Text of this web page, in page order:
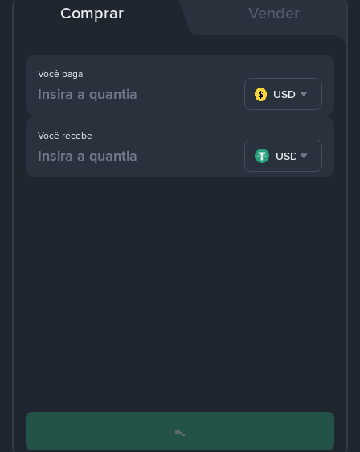
Comprar Vender
Você paga
USD
Você recebe
USDT